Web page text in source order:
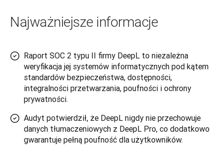
Najważniejsze informacje
Raport SOC 2 typu II firmy DeepL to niezależna
weryfikacja jej systemów informatycznych pod kątem
standardów bezpieczeństwa, dostępności,
integralności przetwarzania, poufności i ochrony
prywatności.
Audyt potwierdził, że DeepL nigdy nie przechowuje
danych tłumaczeniowych z DeepL Pro, co dodatkowo
gwarantuje pełną poufność dla użytkowników.